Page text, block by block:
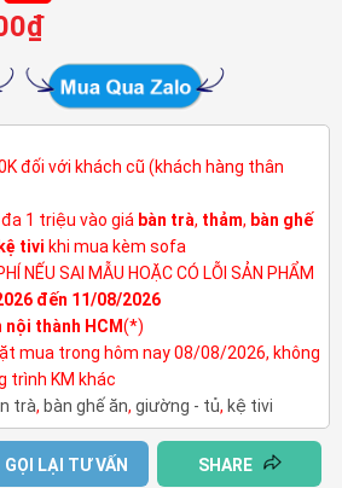
₫
đối với khách cũ (khách hàng thân
1 triệu vào giá bàn trà, thảm, bàn ghế
kệ tivi khi mua kèm sofa
NẾU SAI MẪU HOẶC CÓ LỖI SẢN PHẨM
đến 11/08/2026
nội thành HCM(*)
mua trong hôm nay 08/08/2026, không
trình KM khác
trà, bàn ghế ăn, giường - tủ, kệ tivi
GỌI LẠI TƯ VẤN SHARE